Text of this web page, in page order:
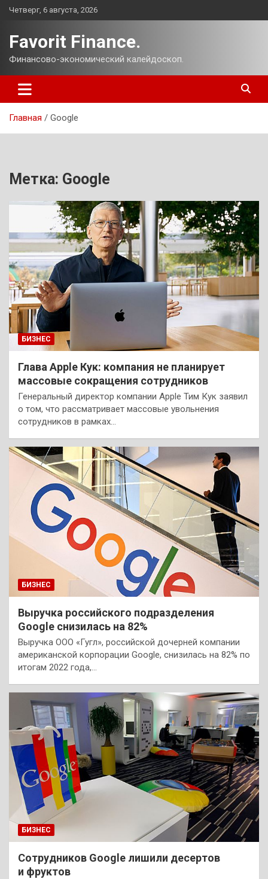
Перейти
Четверг, 6 августа, 2026
Favorit Finance.
Финансово-экономический калейдоскоп.
Главная Google
Метка: Google
БИЗНЕС
Глава Apple Кук: компания не планирует
массовые сокращения сотрудников
Генеральный директор компании Apple Тим Кук заявил
о том, что рассматривает массовые увольнения
сотрудников в рамках…
БИЗНЕС
Выручка российского подразделения
Google снизилась на 82%
Выручка ООО «Гугл», российской дочерней компании
американской корпорации Google, снизилась на 82% по
итогам 2022 года,…
БИЗНЕС
Сотрудников Google лишили десертов
и фруктов